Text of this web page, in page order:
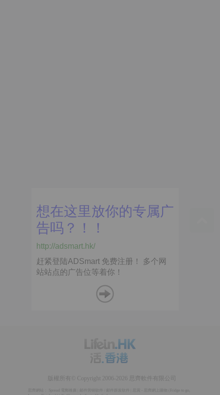
版權所有© Copyright 2006-2026 思齊軟件有限公司
Spread 電郵推廣